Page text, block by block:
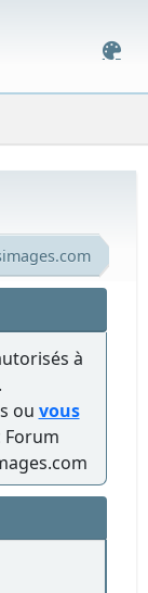
à
ou vous
Forum